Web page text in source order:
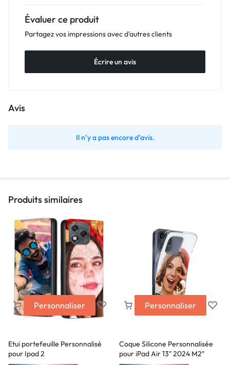
Évaluer ce produit
Partagez vos impressions avec d'autres clients
Écrire un avis
Avis
Il n’y a pas encore d’avis.
Produits similaires
Personnaliser
Etui portefeuille Personnalisé
pour Ipad 2
Personnaliser
Coque Silicone Personnalisée
pour iPad Air 13″ 2024 M2″